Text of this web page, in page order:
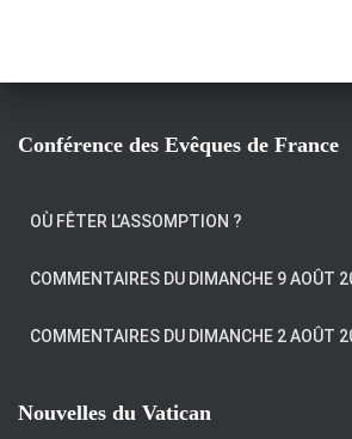
Conférence des Evêques de France
OÙ FÊTER L’ASSOMPTION ?
COMMENTAIRES DU DIMANCHE 9 AOÛT
COMMENTAIRES DU DIMANCHE 2 AOÛT
Nouvelles du Vatican